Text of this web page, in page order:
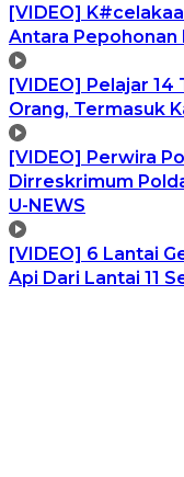
[VIDEO]
Antara Pepohonan
[VIDEO] Pelajar
Orang, Termasuk
[VIDEO] Perwira
Dirreskrimum
U-NEWS
[VIDEO] 6 Lantai
Api Dari Lantai 11